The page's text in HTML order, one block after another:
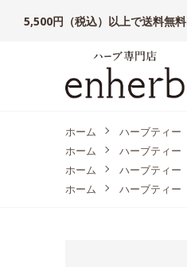
5,500円（税込）以上で送料無料
ホーム ハーブティー
ホーム
ハーブティー
ホーム
ハーブティー
ホーム
ハーブティー